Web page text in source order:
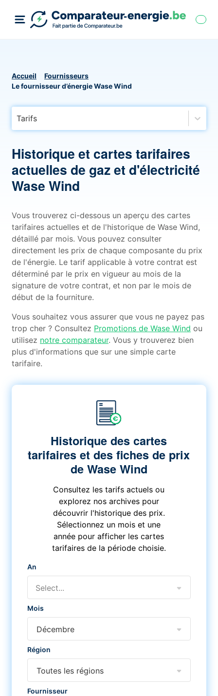
Accueil
Fournisseurs
Le fournisseur d’énergie Wase Wind
Tarifs
Historique et cartes tarifaires
actuelles de gaz et d'électricité
Wase Wind
Vous trouverez ci-dessous un aperçu des cartes
tarifaires actuelles et de l'historique de Wase Wind,
détaillé par mois. Vous pouvez consulter
directement les prix de chaque composante du prix
de l'énergie. Le tarif applicable à votre contrat est
déterminé par le prix en vigueur au mois de la
signature de votre contrat, et non par le mois de
début de la fourniture.
Vous souhaitez vous assurer que vous ne payez pas
trop cher ? Consultez Promotions de Wase Wind ou
utilisez notre comparateur. Vous y trouverez bien
plus d'informations que sur une simple carte
tarifaire.
Historique des cartes
tarifaires et des fiches de prix
de Wase Wind
Consultez les tarifs actuels ou
explorez nos archives pour
découvrir l'historique des prix.
Sélectionnez un mois et une
année pour afficher les cartes
tarifaires de la période choisie.
An
Select...
Mois
Décembre
Région
Toutes les régions
Fournisseur